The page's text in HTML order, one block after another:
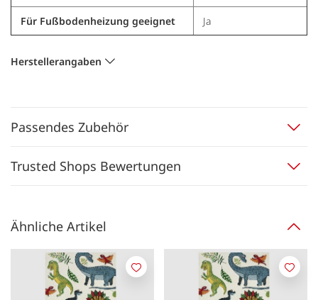
Für Fußbodenheizung geeignet Ja
Herstellerangaben
Passendes Zubehör
Trusted Shops Bewertungen
Ähnliche Artikel
Merken